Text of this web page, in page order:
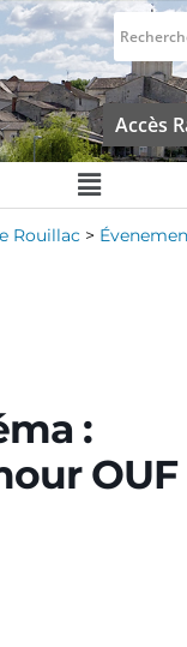
Accès
Rouillac >
:
OUF